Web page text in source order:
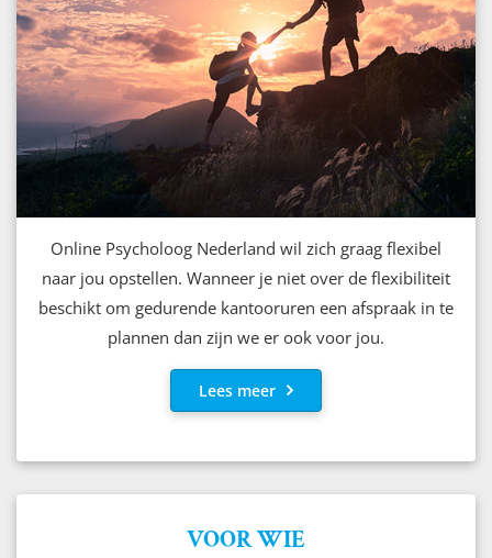
Online Psycholoog Nederland wil zich graag flexibel
naar jou opstellen. Wanneer je niet over de flexibiliteit
beschikt om gedurende kantooruren een afspraak in te
plannen dan zijn we er ook voor jou.
Lees meer
VOOR WIE